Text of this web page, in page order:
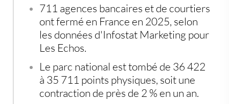
Préserver son épargne dans un paysage bancaire en
mutation
711 agences bancaires et de courtiers
ont fermé en France en 2025, selon
les données d'Infostat Marketing pour
Les Echos.
Le parc national est tombé de 36 422
à 35 711 points physiques, soit une
contraction de près de 2 % en un an.